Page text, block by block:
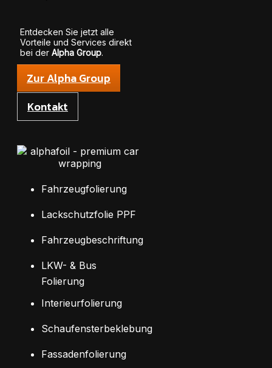
Entdecken Sie jetzt alle
Vorteile und Services direkt
bei der Alpha Group.
Zur Alpha Group
Kontakt
Fahrzeugfolierung
Lackschutzfolie PPF
Fahrzeugbeschriftung
LKW- & Bus
Folierung
Interieurfolierung
Schaufensterbeklebung
Fassadenfolierung